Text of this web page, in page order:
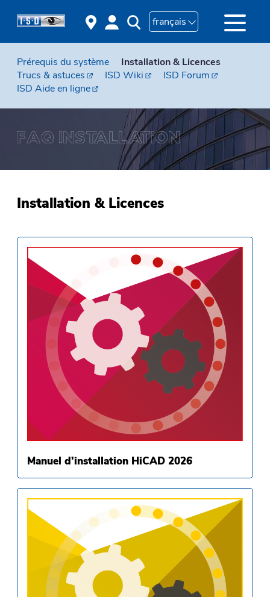
français
Prérequis du système
Installation & Licences
Trucs & astuces
ISD Wiki
ISD Forum
ISD Aide en ligne
Installation & Licences
Manuel d'installation HiCAD 2026